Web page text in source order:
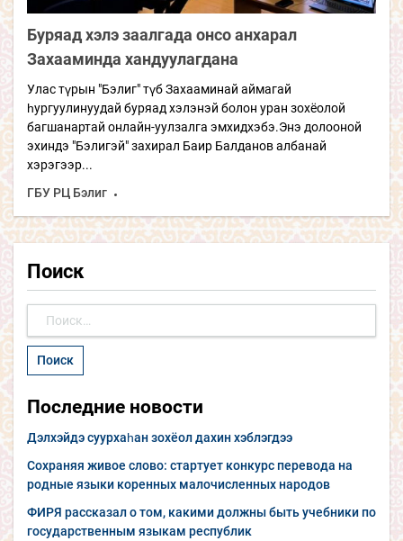
Буряад хэлэ заалгада онсо анхарал
Захааминда хандуулагдана
Улас түрын "Бэлиг" түб Захааминай аймагай
һургуулинуудай буряад хэлэнэй болон уран зохёолой
багшанартай онлайн-уулзалга эмхидхэбэ.Энэ долооной
эхиндэ "Бэлигэй" захирал Баир Балданов албанай
хэрэгээр...
ГБУ РЦ Бэлиг
Поиск
Найти:
Последние новости
Дэлхэйдэ суурхаһан зохёол дахин хэблэгдээ
Сохраняя живое слово: стартует конкурс перевода на
родные языки коренных малочисленных народов
ФИРЯ рассказал о том, какими должны быть учебники по
государственным языкам республик